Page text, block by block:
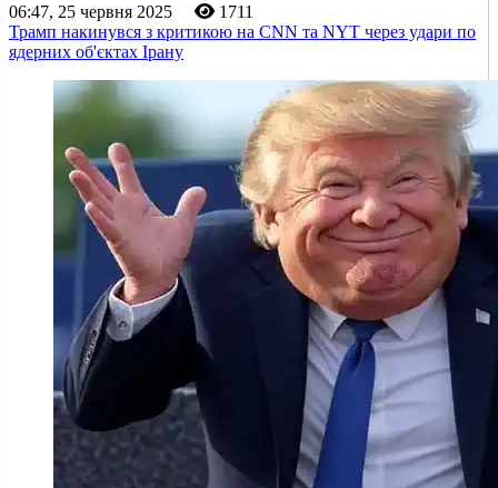
06:47, 25 червня 2025
1711
Трамп накинувся з критикою на CNN та NYT через удари по
ядерних об'єктах Ірану